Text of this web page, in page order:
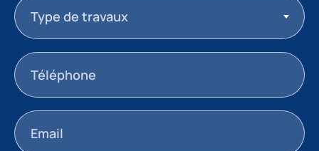
Type de travaux